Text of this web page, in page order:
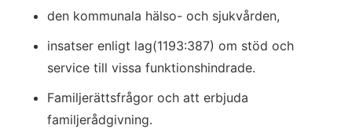
den kommunala hälso- och sjukvården,
insatser enligt lag(1193:387) om stöd och
service till vissa funktionshindrade.
Familjerättsfrågor och att erbjuda
familjerådgivning.